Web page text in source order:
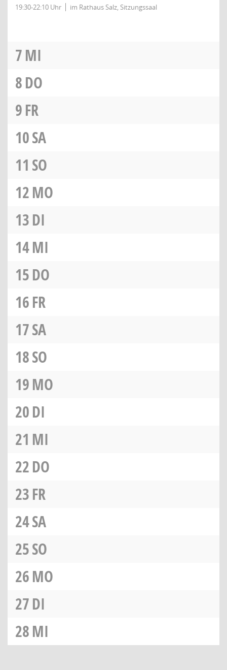
19:30-22:10 Uhr im Rathaus Salz, Sitzungssaal
7MI
8DO
9FR
10SA
11 SO
12MO
13DI
14MI
15DO
16FR
17SA
18SO
19MO
20DI
21 MI
22DO
23FR
24SA
25SO
26MO
27DI
28MI